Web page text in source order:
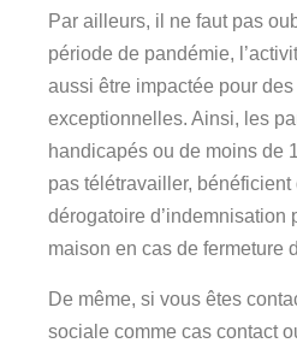
Par ailleurs, il ne faut pas
période de pandémie,
aussi être impactée pour
exceptionnelles. Ainsi, les
handicapés ou de moins de
pas télétravailler, bénéficient
dérogatoire d’indemnisation
maison en cas de fermeture
De même, si vous êtes
sociale comme cas contact